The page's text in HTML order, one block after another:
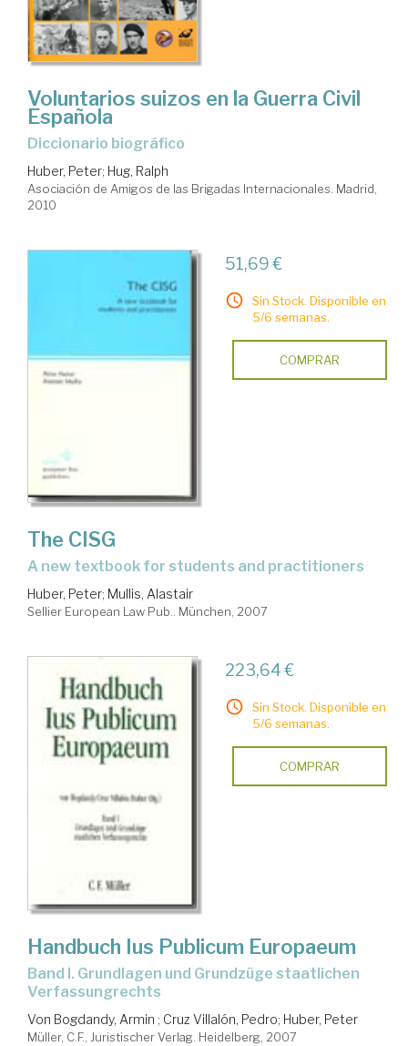
Voluntarios suizos en la Guerra Civil
Española
diccionario biográfico
Huber, Peter; Hug, Ralph
Asociación de Amigos de las Brigadas Internacionales. Madrid,
2010
51,69 €
Sin Stock. Disponible en
5/6 semanas.
COMPRAR
The CISG
a new textbook for students and practitioners
Huber, Peter; Mullis, Alastair
Sellier European Law Pub.. München, 2007
223,64 €
Sin Stock. Disponible en
5/6 semanas.
COMPRAR
Handbuch Ius Publicum Europaeum
Band I. Grundlagen und Grundzüge staatlichen
Verfassungrechts
Von Bogdandy, Armin ; Cruz Villalón, Pedro; Huber, Peter
Müller, C.F., Juristischer Verlag. Heidelberg, 2007